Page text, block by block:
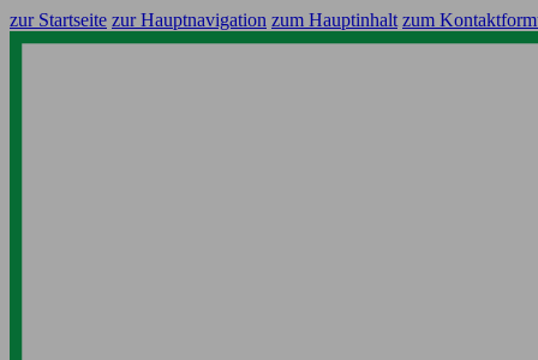
zur Startseite zur Hauptnavigation zum Hauptinhalt zum